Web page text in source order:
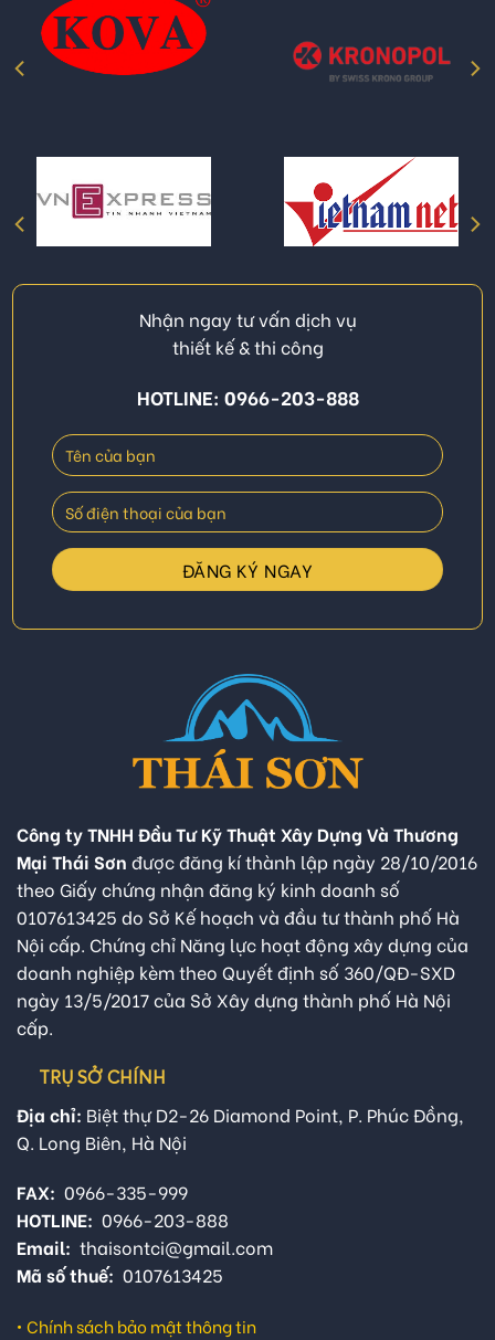
Nhận ngay tư vấn dịch vụ
thiết kế & thi công
HOTLINE: 0966-203-888
Công ty TNHH Đầu Tư Kỹ Thuật Xây Dựng Và Thương
Mại Thái Sơn được đăng kí thành lập ngày 28/10/2016
theo Giấy chứng nhận đăng ký kinh doanh số
0107613425 do Sở Kế hoạch và đầu tư thành phố Hà
Nội cấp. Chứng chỉ Năng lực hoạt động xây dựng của
doanh nghiệp kèm theo Quyết định số 360/QĐ-SXD
ngày 13/5/2017 của Sở Xây dựng thành phố Hà Nội
cấp.
TRỤ SỞ CHÍNH
Địa chỉ: Biệt thự D2-26 Diamond Point, P. Phúc Đồng,
Q. Long Biên, Hà Nội
FAX: 0966-335-999
HOTLINE: 0966-203-888
Email: thaisontci@gmail.com
Mã số thuế: 0107613425
• Chính sách bảo mật thông tin